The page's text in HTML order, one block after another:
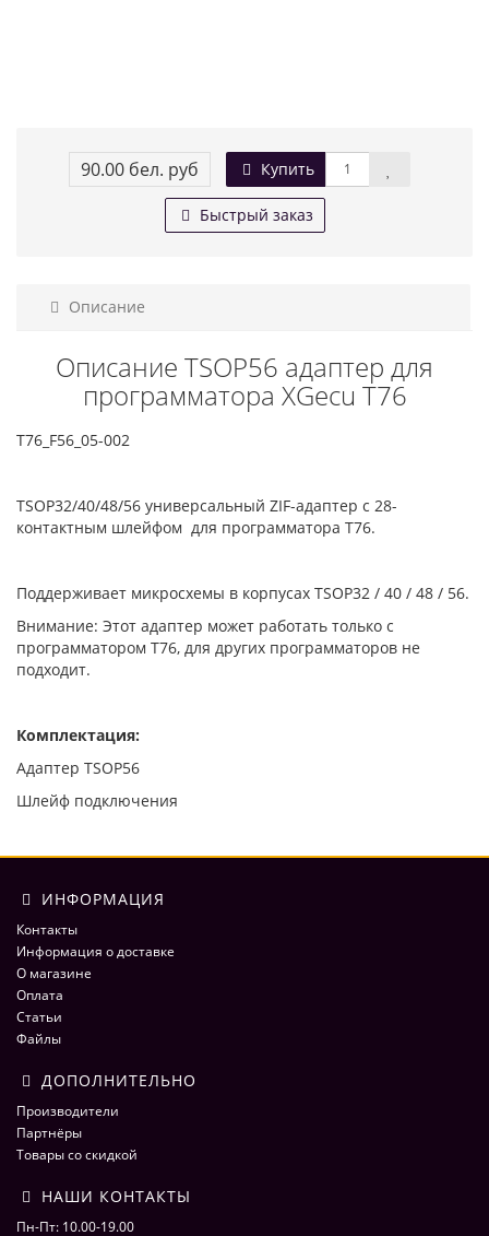
90.00 бел. руб Купить
Быстрый заказ
Описание
Описание TSOP56 адаптер для
программатора XGecu T76
T76_F56_05-002
TSOP32/40/48/56 универсальный ZIF-адаптер с 28-
контактным шлейфом для программатора T76.
Поддерживает микросхемы в корпусах TSOP32 / 40 / 48 / 56.
Внимание: Этот адаптер может работать только с
программатором T76, для других программаторов не
подходит.
Комплектация:
Адаптер TSOP56
Шлейф подключения
ИНФОРМАЦИЯ
Контакты
Информация о доставке
О магазине
Оплата
Статьи
Файлы
ДОПОЛНИТЕЛЬНО
Производители
Партнёры
Товары со скидкой
НАШИ КОНТАКТЫ
Пн-Пт: 10.00-19.00